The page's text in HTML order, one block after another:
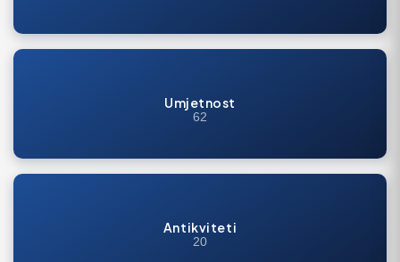
Umjetnost
62
Antikviteti
20